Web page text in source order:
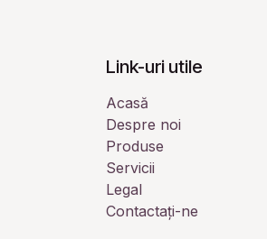
Link-uri utile
Acasă
Despre noi
Produse
Servicii
Legal
Contactați-ne